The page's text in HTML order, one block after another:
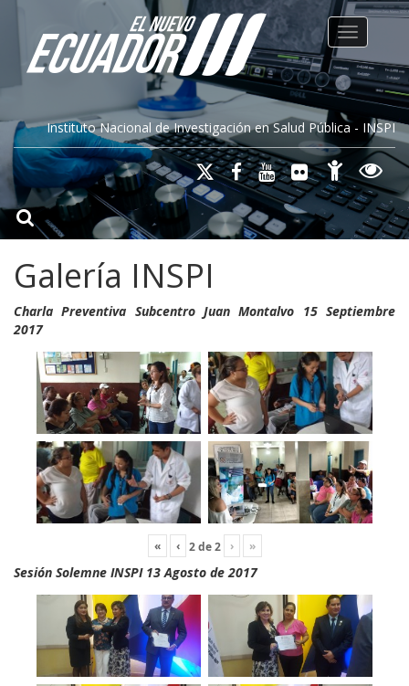
Instituto Nacional de Investigación en Salud Pública - INSPI
Toggle
Galería INSPI
Charla Preventiva Subcentro Juan Montalvo 15 Septiembre
2017
« ‹ 2de2 › »
Sesión Solemne INSPI 13 Agosto de 2017